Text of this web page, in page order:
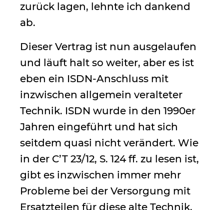
zurück lagen, lehnte ich dankend
ab.
Dieser Vertrag ist nun ausgelaufen
und läuft halt so weiter, aber es ist
eben ein ISDN-Anschluss mit
inzwischen allgemein veralteter
Technik. ISDN wurde in den 1990er
Jahren eingeführt und hat sich
seitdem quasi nicht verändert. Wie
in der C’T 23/12, S. 124 ff. zu lesen ist,
gibt es inzwischen immer mehr
Probleme bei der Versorgung mit
Ersatzteilen für diese alte Technik,